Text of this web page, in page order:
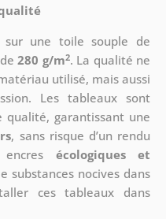
sur une toile souple de
de280 g/m2. La qualité ne
utilisé, mais aussi
Les tableaux sont
garantissant une
, sans risque d’un rendu
écologiques et
substances nocives dans
ces tableaux dans